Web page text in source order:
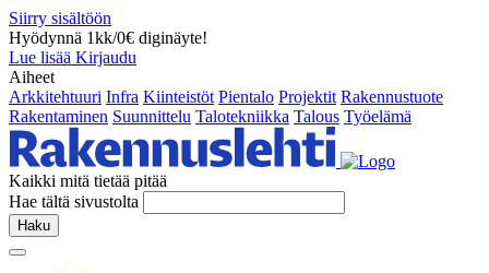
Siirry sisältöön
Hyödynnä 1kk/0€ diginäyte!
Lue lisää Kirjaudu
Aiheet
Arkkitehtuuri Infra Kiinteistöt Pientalo Projektit Rakennustuote
Rakentaminen Suunnittelu Talotekniikka Talous Työelämä
Kaikki mitä tietää pitää
Hae tältä sivustolta
Haku